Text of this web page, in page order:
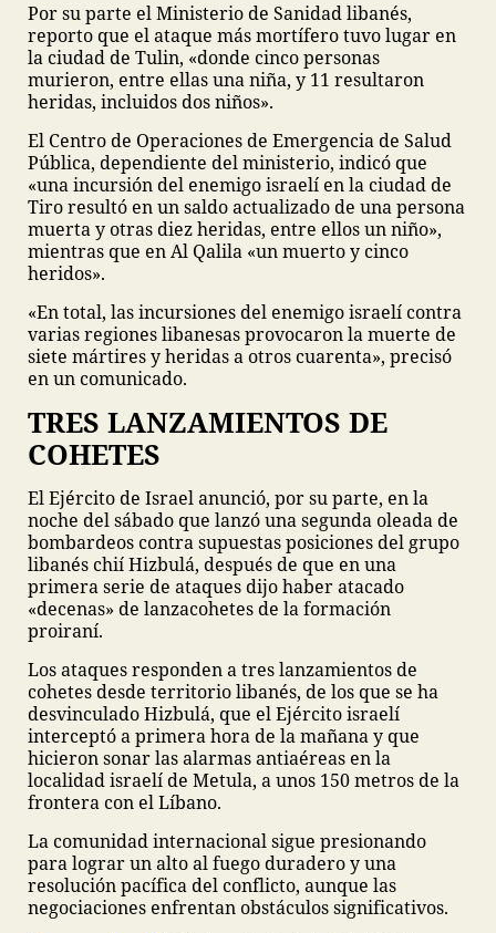
Por su parte el Ministerio de Sanidad libanés,
reporto que el ataque más mortífero tuvo lugar en
la ciudad de Tulin, «donde cinco personas
murieron, entre ellas una niña, y 11 resultaron
heridas, incluidos dos niños».
El Centro de Operaciones de Emergencia de Salud
Pública, dependiente del ministerio, indicó que
«una incursión del enemigo israelí en la ciudad de
Tiro resultó en un saldo actualizado de una persona
muerta y otras diez heridas, entre ellos un niño»,
mientras que en Al Qalila «un muerto y cinco
heridos».
«En total, las incursiones del enemigo israelí contra
varias regiones libanesas provocaron la muerte de
siete mártires y heridas a otros cuarenta», precisó
en un comunicado.
TRES LANZAMIENTOS DE
COHETES
El Ejército de Israel anunció, por su parte, en la
noche del sábado que lanzó una segunda oleada de
bombardeos contra supuestas posiciones del grupo
libanés chií Hizbulá, después de que en una
primera serie de ataques dijo haber atacado
«decenas» de lanzacohetes de la formación
proiraní.
Los ataques responden a tres lanzamientos de
cohetes desde territorio libanés, de los que se ha
desvinculado Hizbulá, que el Ejército israelí
interceptó a primera hora de la mañana y que
hicieron sonar las alarmas antiaéreas en la
localidad israelí de Metula, a unos 150 metros de la
frontera con el Líbano.
La comunidad internacional sigue presionando
para lograr un alto al fuego duradero y una
resolución pacífica del conflicto, aunque las
negociaciones enfrentan obstáculos significativos.